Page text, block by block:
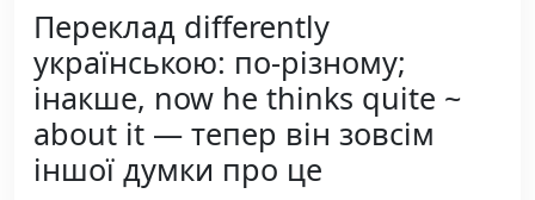
Переклад differently
українською: по-різному;
інакше, now he thinks quite ~
about it — тепер він зовсім
іншої думки про це